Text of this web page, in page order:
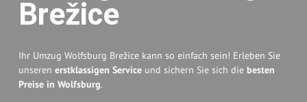
Brežice
Ihr Umzug Wolfsburg Brežice kann so einfach sein! Erleben Sie
unseren erstklassigen Service und sichern Sie sich die besten
Preise in Wolfsburg.